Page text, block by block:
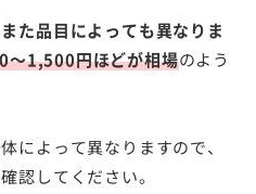
た品目によっても異なりま
～1,500円ほどが相場のよう
によって異なりますので、
認してください。